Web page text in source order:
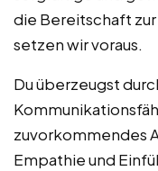
die Bereitschaft
setzen wir voraus.
Du überzeugst
zuvorkommendes
Empathie und